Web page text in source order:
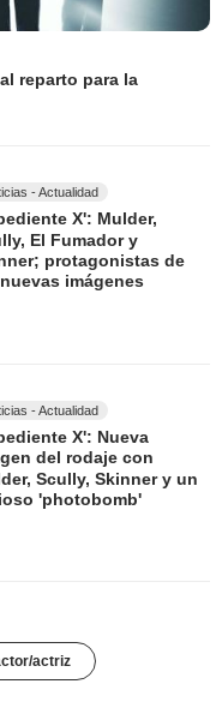
reparto para la
- Actualidad
X': Mulder,
El Fumador y
protagonistas de
nuevas imágenes
- Actualidad
X': Nueva
del rodaje con
Scully, Skinner y un
'photobomb'
actriz